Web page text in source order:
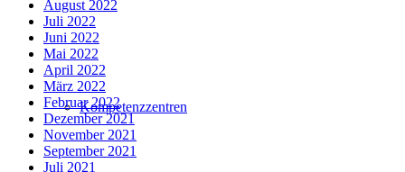
Kompetenzzentren
August 2022
Juli 2022
Juni 2022
Mai 2022
April 2022
März 2022
Februar 2022
Dezember 2021
November 2021
September 2021
Juli 2021